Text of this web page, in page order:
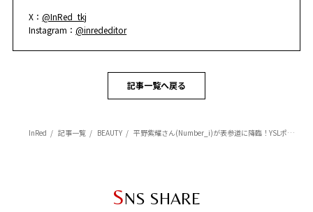
X：@InRed_tkj
Instagram：@inrededitor
記事一覧へ戻る
InRed 記事一覧 BEAUTY 平野紫耀さん(Number_i)が表参道に降臨！YSLポップアップイベントが開催【レポート】
SNS SHARE